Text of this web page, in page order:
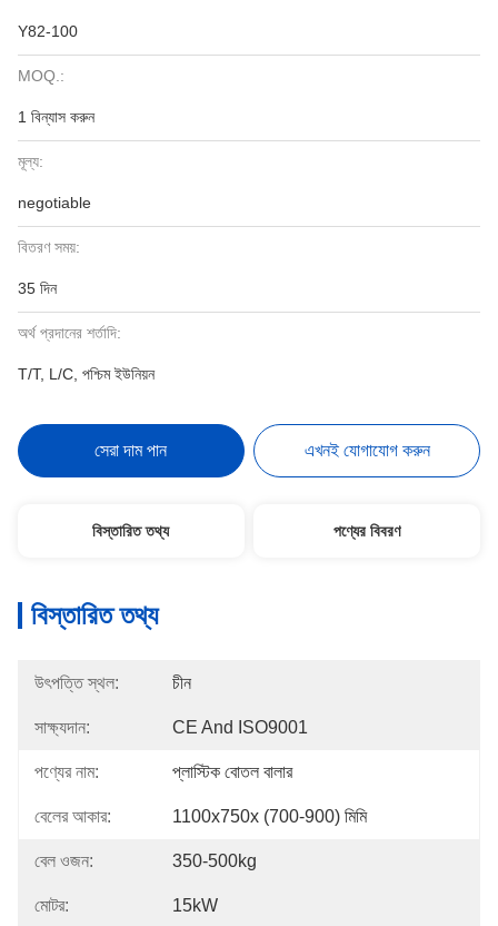
Y82-100
MOQ.:
1 বিন্যাস করুন
মূল্য:
negotiable
বিতরণ সময়:
35 দিন
অর্থ প্রদানের শর্তাদি:
T/T, L/C, পশ্চিম ইউনিয়ন
সেরা দাম পান এখনই যোগাযোগ করুন
বিস্তারিত তথ্য পণ্যের বিবরণ
বিস্তারিত তথ্য
উৎপত্তি স্থল: চীন
সাক্ষ্যদান: CE And ISO9001
পণ্যের নাম: প্লাস্টিক বোতল বালার
বেলের আকার: 1100x750x (700-900) মিমি
বেল ওজন: 350-500kg
মোটর: 15kW